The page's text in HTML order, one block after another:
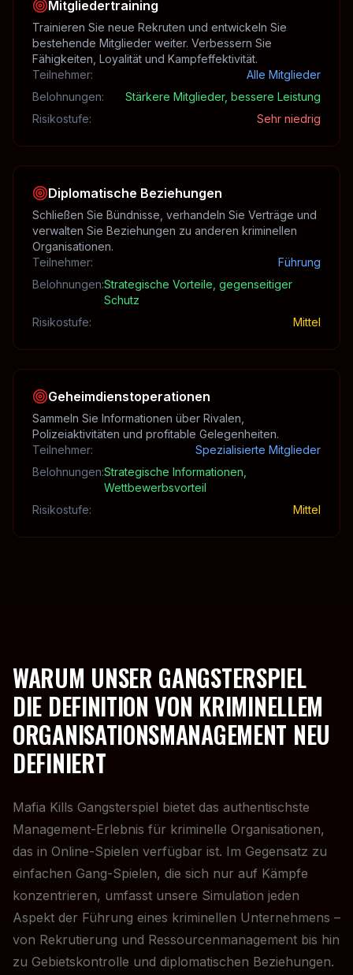
Mitgliedertraining
Trainieren Sie neue Rekruten und entwickeln Sie
bestehende Mitglieder weiter. Verbessern Sie
Fähigkeiten, Loyalität und Kampfeffektivität.
Teilnehmer:
Alle Mitglieder
Belohnungen:
Stärkere Mitglieder, bessere Leistung
Risikostufe: Sehr niedrig
Diplomatische Beziehungen
Schließen Sie Bündnisse, verhandeln Sie Verträge und
verwalten Sie Beziehungen zu anderen kriminellen
Organisationen.
Teilnehmer:
Führung
Belohnungen:Strategische Vorteile, gegenseitiger
Schutz
Risikostufe: Mittel
Geheimdienstoperationen
Sammeln Sie Informationen über Rivalen,
Polizeiaktivitäten und profitable Gelegenheiten.
Teilnehmer:
Spezialisierte Mitglieder
Belohnungen:Strategische Informationen,
Wettbewerbsvorteil
Risikostufe: Mittel
WARUM UNSER GANGSTERSPIEL
DIE DEFINITION VON KRIMINELLEM
ORGANISATIONSMANAGEMENT NEU
DEFINIERT
Mafia Kills Gangsterspiel bietet das authentischste
Management-Erlebnis für kriminelle Organisationen,
das in Online-Spielen verfügbar ist. Im Gegensatz zu
einfachen Gang-Spielen, die sich nur auf Kämpfe
konzentrieren, umfasst unsere Simulation jeden
Aspekt der Führung eines kriminellen Unternehmens –
von Rekrutierung und Ressourcenmanagement bis hin
zu Gebietskontrolle und diplomatischen Beziehungen.